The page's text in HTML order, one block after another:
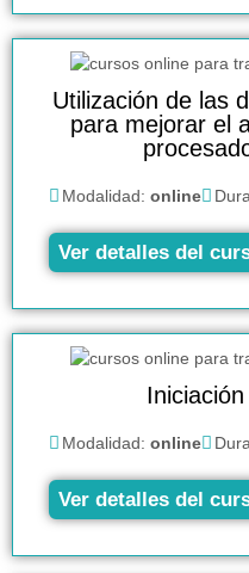
Utilización de las
para mejorar el
Modalidad: online
Ver detalles del
Modalidad: online
Ver detalles del